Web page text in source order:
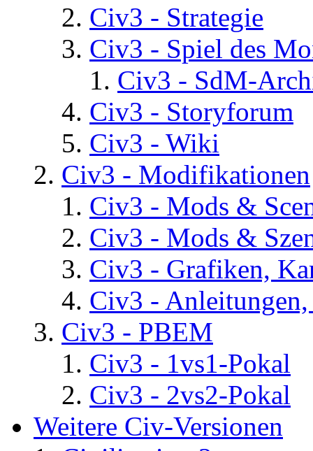
Civ3 - Strategie
Civ3 - Spiel des
Civ3 - SdM-
Civ3 - Storyforum
Civ3 - Wiki
Civ3 - Modifikationen
Civ3 - Mods &
Civ3 - Mods &
Civ3 - Grafiken,
Civ3 -
Civ3 - PBEM
Civ3 - 1vs1-Pokal
Civ3 - 2vs2-Pokal
Weitere Civ-Versionen